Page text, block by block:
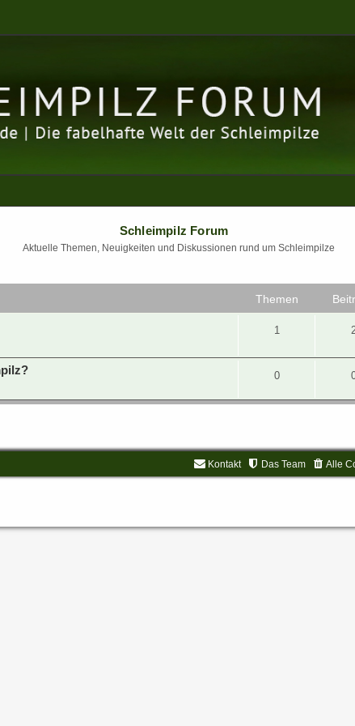
Schleimpilz Forum
Aktuelle Themen, Neuigkeiten und Diskussionen rund um Schleimpilze
Themen
1
0
Alle
Das Team
Kontakt